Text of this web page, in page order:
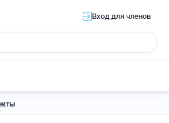
Вход для членов